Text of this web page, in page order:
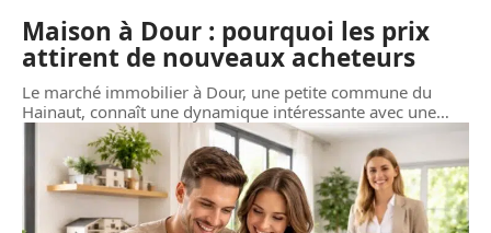
Maison à Dour : pourquoi les prix
attirent de nouveaux acheteurs
Le marché immobilier à Dour, une petite commune du
Hainaut, connaît une dynamique intéressante avec une…